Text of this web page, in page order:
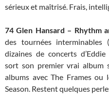
sérieux et maîtrisé. Frais,
74 Glen Hansard – Rhythm
des tournées
dizaines de concerts
sort son premier vrai album
albums avec The Frames ou
Season. Restent quelques